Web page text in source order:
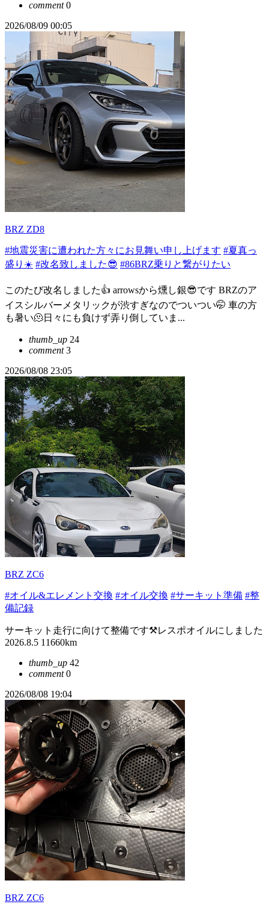
comment0
2026/08/09 00:05
BRZ ZD8
#地震災害に遭われた方々にお見舞い申し上げます #夏真っ
盛り☀️ #改名致しました😎 #86BRZ乗りと繋がりたい
このたび改名しました👍 arrowsから燻し銀😎です BRZのア
イスシルバーメタリックが渋すぎなのでついつい🤭 車の方
も暑い🫠日々にも負けず弄り倒していま...
thumb_up 24
comment3
2026/08/08 23:05
BRZ ZC6
#オイル&エレメント交換 #オイル交換 #サーキット準備 #整
備記録
サーキット走行に向けて整備です⚒️レスポオイルにしました
2026.8.5 11660km
thumb_up 42
comment0
2026/08/08 19:04
BRZ ZC6